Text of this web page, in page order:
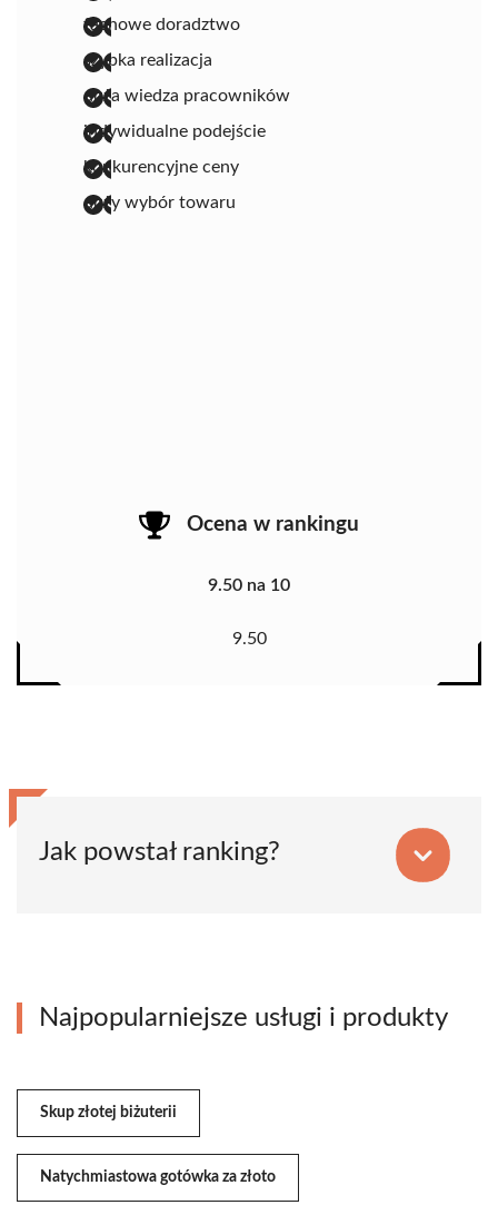
fachowe doradztwo
szybka realizacja
duża wiedza pracowników
indywidualne podejście
konkurencyjne ceny
duży wybór towaru
Ocena w rankingu
9.50 na 10
9.50
Jak powstał ranking?
Najpopularniejsze usługi i produkty
Skup złotej biżuterii
Natychmiastowa gotówka za złoto